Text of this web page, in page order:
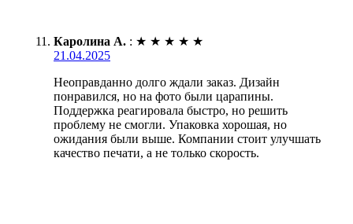
Каролина А. : ★ ★ ★ ★ ★
21.04.2025
Неоправданно долго ждали заказ. Дизайн
понравился, но на фото были царапины.
Поддержка реагировала быстро, но решить
проблему не смогли. Упаковка хорошая, но
ожидания были выше. Компании стоит улучшать
качество печати, а не только скорость.